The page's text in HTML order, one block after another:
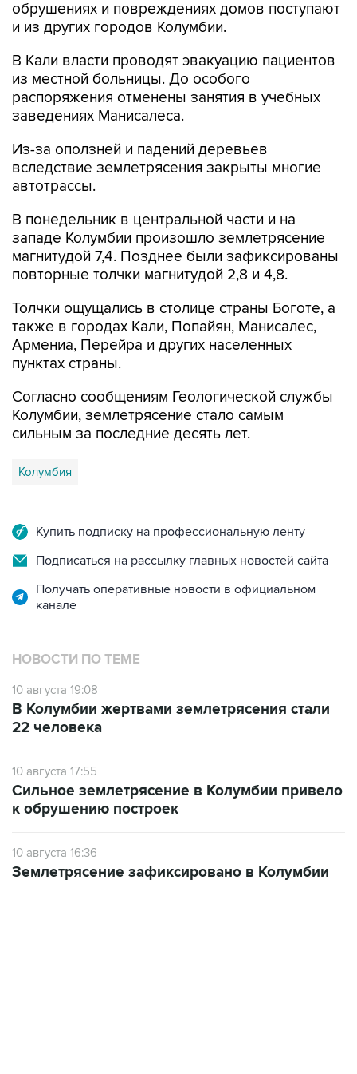
В понедельник в центральной части и на
западе Колумбии произошло землетрясение
повторные толчки магнитудой 2,8 и 4,8.
Толчки ощущались в столице страны Боготе, а
также в городах Кали, Попайян, Манисалес,
пунктах страны.
Согласно сообщениям Геологической службы
сильным за последние десять лет.
Колумбия
Купить подписку на профессиональную ленту
Подписаться на рассылку главных новостей сайта
канале
10 августа 19:08
10 августа 17:55
к обрушению построек
Землетрясение зафиксировано в Колумбии